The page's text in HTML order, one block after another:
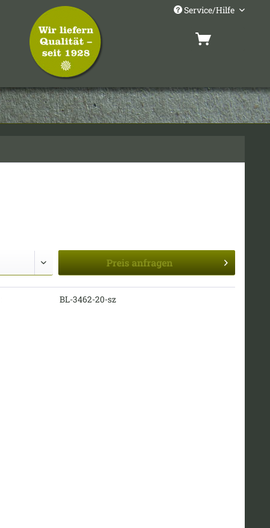
Service/Hilfe
Preis anfragen
BL-3462-20-sz